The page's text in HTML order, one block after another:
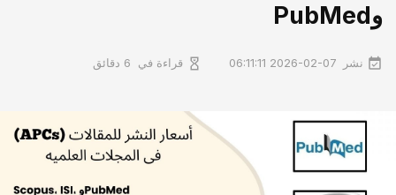
وPubMed
نشر 2026-02-07 06:11:11 قراءة في 6 دقائق